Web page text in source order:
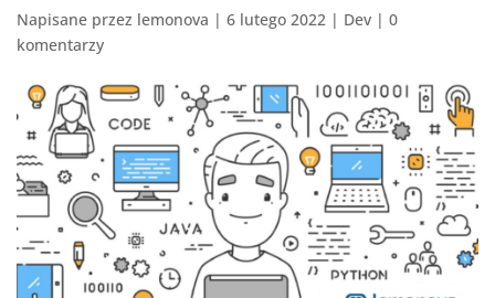
Napisane przez lemonova | 6 lutego 2022 | Dev | 0
komentarzy